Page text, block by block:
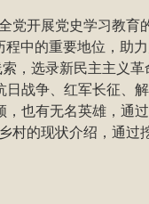
党开展党史学习教
程中的重要地位，助
，选录新民主主义
日战争、红军长征、
，也有无名英雄，通
村的现状介绍，通